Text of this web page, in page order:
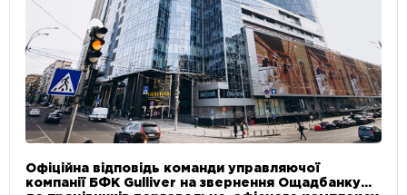
Офіційна відповідь команди управляючої
компанії БФК Gulliver на звернення Ощадбанку